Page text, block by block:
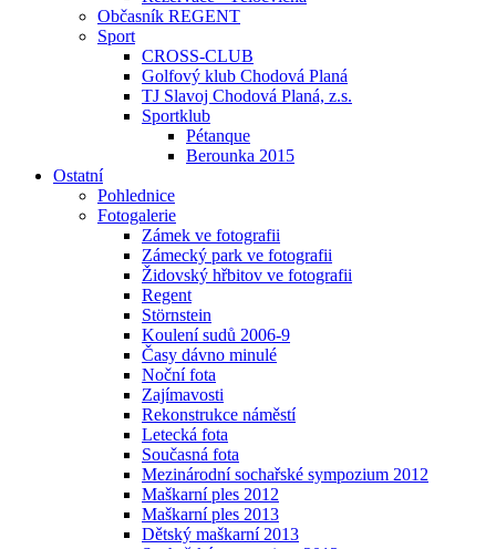
Občasník REGENT
Sport
CROSS-CLUB
Golfový klub Chodová Planá
TJ Slavoj Chodová Planá, z.s.
Sportklub
Pétanque
Berounka 2015
Ostatní
Pohlednice
Fotogalerie
Zámek ve fotografii
Zámecký park ve fotografii
Židovský hřbitov ve fotografii
Regent
Störnstein
Koulení sudů 2006-9
Časy dávno minulé
Noční fota
Zajímavosti
Rekonstrukce náměstí
Letecká fota
Současná fota
Mezinárodní sochařské sympozium 2012
Maškarní ples 2012
Maškarní ples 2013
Dětský maškarní 2013